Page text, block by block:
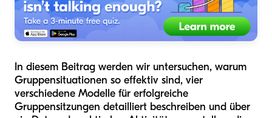
In diesem Beitrag werden wir untersuchen, warum
Gruppensituationen so effektiv sind, vier
verschiedene Modelle für erfolgreiche
Gruppensitzungen detailliert beschreiben und über